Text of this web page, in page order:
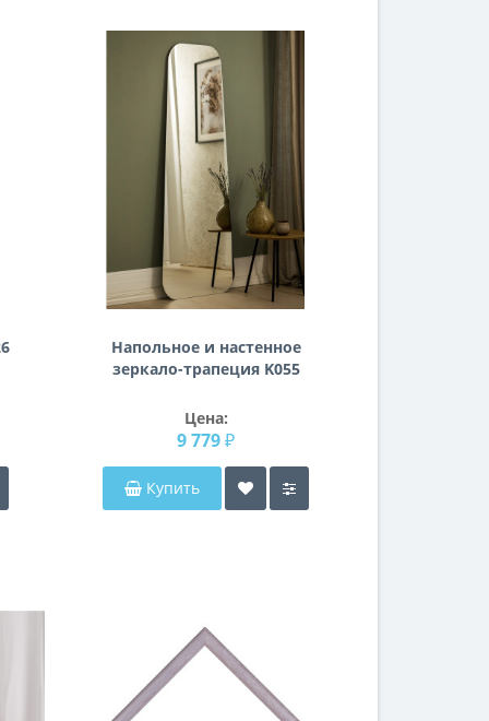
Напольное и настенное
зеркало-трапеция K055
Цена:
9 779 ₽
Купить